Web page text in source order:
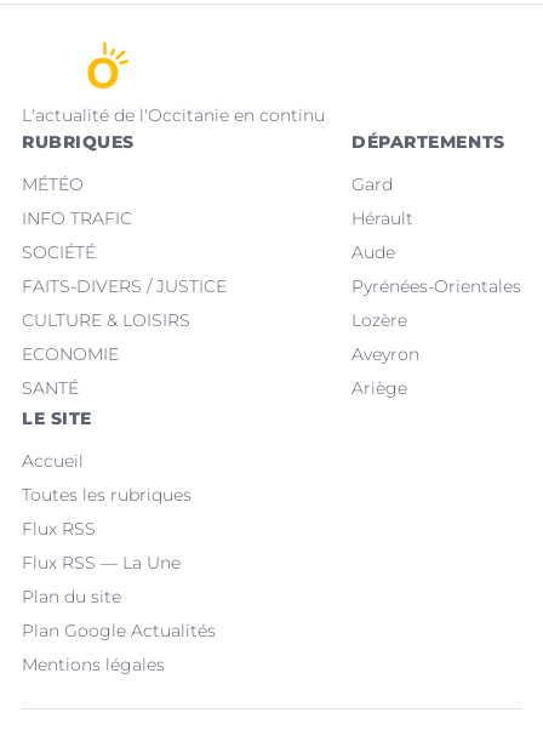
L'actualité de l'Occitanie en continu
RUBRIQUES
MÉTÉO
INFO TRAFIC
SOCIÉTÉ
FAITS-DIVERS / JUSTICE
CULTURE & LOISIRS
ECONOMIE
SANTÉ
DÉPARTEMENTS
Gard
Hérault
Aude
Pyrénées-Orientales
Lozère
Aveyron
Ariège
LE SITE
Accueil
Toutes les rubriques
Flux RSS
Flux RSS — La Une
Plan du site
Plan Google Actualités
Mentions légales